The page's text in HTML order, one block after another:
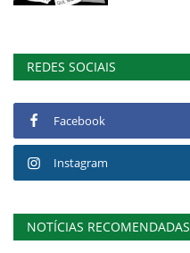
REDES SOCIAIS
Facebook
Instagram
NOTÍCIAS RECOMENDADAS